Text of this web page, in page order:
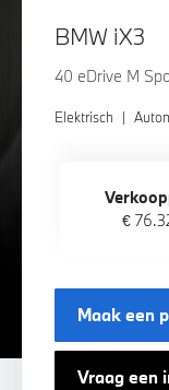
BMW iX3
40 eDrive M
Elektrisch |
€
Maak een
Vraag een